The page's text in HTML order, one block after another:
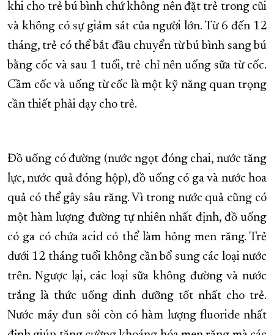
khi cho trẻ bú bình chứ không nên đặt trẻ trong cũi
và không có sự giám sát của người lớn. Từ 6 đến 12
tháng, trẻ có thể bắt đầu chuyển từ bú bình sang bú
bằng cốc và sau 1 tuổi, trẻ chỉ nên uống sữa từ cốc.
Cầm cốc và uống từ cốc là một kỹ năng quan trọng
cần thiết phải dạy cho trẻ.
Đồ uống có đường (nước ngọt đóng chai, nước tăng
lực, nước quả đóng hộp), đồ uống có ga và nước hoa
quả có thể gây sâu răng. Vì trong nước quả cũng có
một hàm lượng đường tự nhiên nhất định, đồ uống
có ga có chứa acid có thể làm hỏng men răng. Trẻ
dưới 12 tháng tuổi không cần bổ sung các loại nước
trên. Ngược lại, các loại sữa không đường và nước
trắng là thức uống dinh dưỡng tốt nhất cho trẻ.
Nước máy đun sôi còn có hàm lượng fluoride nhất